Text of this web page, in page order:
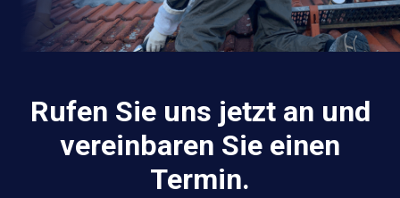
Rufen Sie uns jetzt an und
vereinbaren Sie einen
Termin.